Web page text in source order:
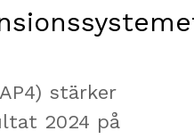
stärker
2024 på